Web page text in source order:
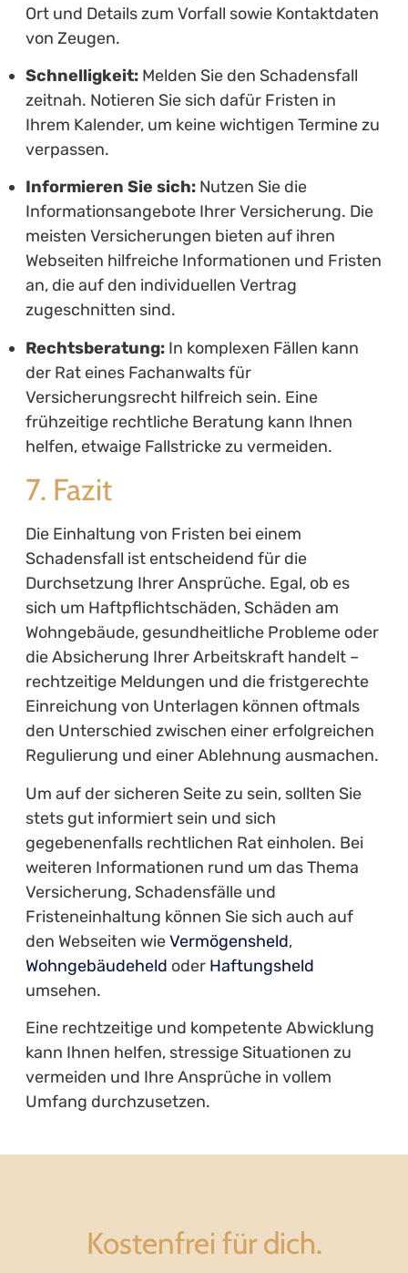
Ort und Details zum Vorfall sowie Kontaktdaten
von Zeugen.
Schnelligkeit:Melden Sie den Schadensfall
zeitnah. Notieren Sie sich dafür Fristen in
Ihrem Kalender, um keine wichtigen Termine zu
verpassen.
Informieren Sie sich:Nutzen Sie die
Informationsangebote Ihrer Versicherung. Die
meisten Versicherungen bieten auf ihren
Webseiten hilfreiche Informationen und Fristen
an, die auf den individuellen Vertrag
zugeschnitten sind.
Rechtsberatung:In komplexen Fällen kann
der Rat eines Fachanwalts für
Versicherungsrecht hilfreich sein. Eine
frühzeitige rechtliche Beratung kann Ihnen
helfen, etwaige Fallstricke zu vermeiden.
7. Fazit
Die Einhaltung von Fristen bei einem
Schadensfall ist entscheidend für die
Durchsetzung Ihrer Ansprüche. Egal, ob es
sich um Haftpflichtschäden, Schäden am
Wohngebäude, gesundheitliche Probleme oder
die Absicherung Ihrer Arbeitskraft handelt –
rechtzeitige Meldungen und die fristgerechte
Einreichung von Unterlagen können oftmals
den Unterschied zwischen einer erfolgreichen
Regulierung und einer Ablehnung ausmachen.
Um auf der sicheren Seite zu sein, sollten Sie
stets gut informiert sein und sich
gegebenenfalls rechtlichen Rat einholen. Bei
weiteren Informationen rund um das Thema
Versicherung, Schadensfälle und
Fristeneinhaltung können Sie sich auch auf
den Webseiten wieVermögensheld,
Wohngebäudeheld oder Haftungsheld
umsehen.
Eine rechtzeitige und kompetente Abwicklung
kann Ihnen helfen, stressige Situationen zu
vermeiden und Ihre Ansprüche in vollem
Umfang durchzusetzen.
Kostenfrei für dich.